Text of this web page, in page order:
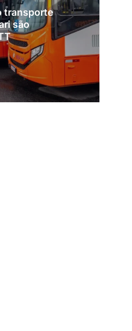
transporte
são